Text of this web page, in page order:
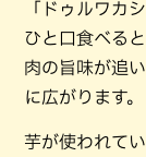
「ドゥルワカ
ひと口食べる
肉の旨味が追
に広がります。
芋が使われて